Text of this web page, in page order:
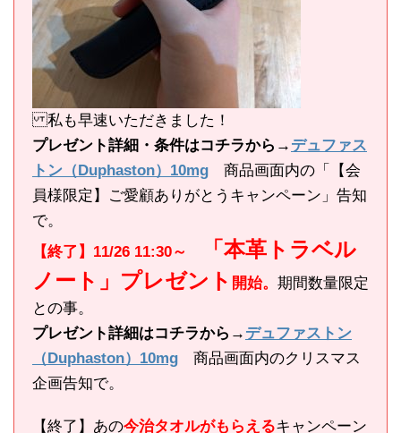
私も早速いただきました！
プレゼント詳細・条件はコチラから→ デュファス
トン（Duphaston）10mg 商品画面内の「【会
員様限定】ご愛顧ありがとうキャンペーン」告知
で。
【終了】11/26 11:30～
「本革トラベル
ノート」プレゼント 開始。 期間数量限定
との事。
プレゼント詳細はコチラから→ デュファストン
（Duphaston）10mg 商品画面内のクリスマス
企画告知で。
【終了】あの今治タオルがもらえるキャンペーン